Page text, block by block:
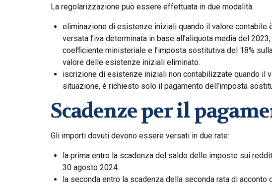
La regolarizzazione può essere effettuata in due modalità:
eliminazione di esistenze iniziali quando il valore contabile
versata l’iva determinata in base all’aliquota media del
coefficiente ministeriale e l’imposta sostitutiva del 18%
valore delle esistenze iniziali eliminato.
iscrizione di esistenze iniziali non contabilizzate quando il
situazione, è richiesto solo il pagamento dell’imposta
Scadenze per il
Gli importi dovuti devono essere versati in due rate:
la prima entro la scadenza del saldo delle imposte sui
30 agosto 2024.
la seconda entro la scadenza della seconda rata di